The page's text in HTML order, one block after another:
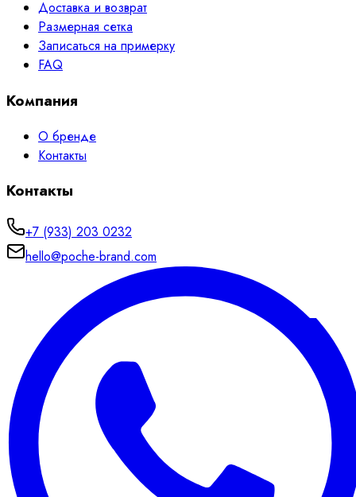
Доставка и возврат
Размерная сетка
Записаться на примерку
FAQ
Компания
О бренде
Контакты
Контакты
+7 (933) 203 0232
hello@poche-brand.com